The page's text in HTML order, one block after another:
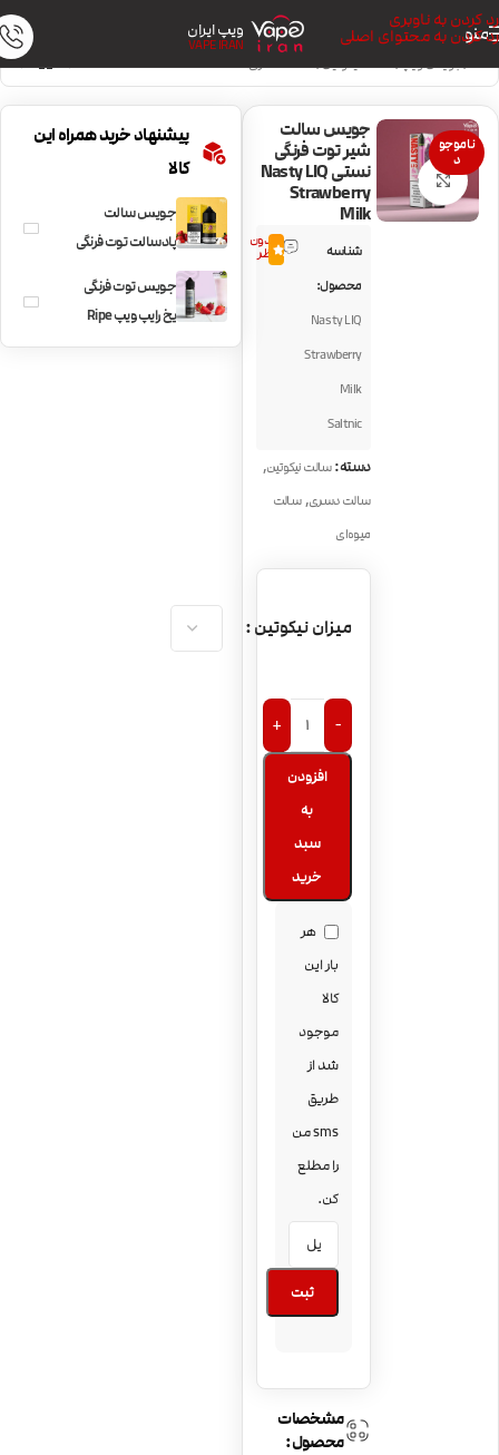
رد کردن به ناوبری
رد کردن به محتوای اصلی
منو ویپ ایران
VAPE IRAN
خانه/جویس ویپ/سالت نیکوتین/سالت دسری
ناموجو
د
بزرگنمایی تصویر
جویس سالت
شیر توت فرنگی
نستی Nasty LIQ
Strawberry
Milk
شناسه
محصول:
Nasty LIQ
Strawberry
Milk
Saltnic
بدون
نظر0.0
دسته:سالت نیکوتین,
سالت دسری, سالت
میوه‌ای
میزان نیکوتین
-
+
افزودن
به
سبد
خرید
هر
بار این
کالا
موجود
شد از
طریق
sms من
را مطلع
کن.
ثبت
مشخصات
محصول:
پیشنهاد خرید همراه این
کالا
جویس سالت
پادسالت توت فرنگی
Strawberry
Marshmallow
جویس توت فرنگی
یخ رایپ ویپ Ripe
Vapes